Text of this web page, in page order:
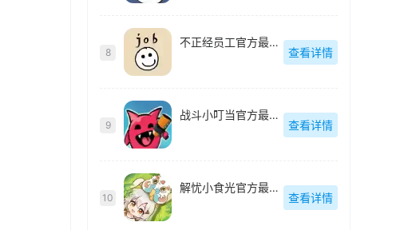
8
不正经员工官方最新版
查看详情
9
战斗小叮当官方最新版
查看详情
10
解忧小食光官方最新版
查看详情